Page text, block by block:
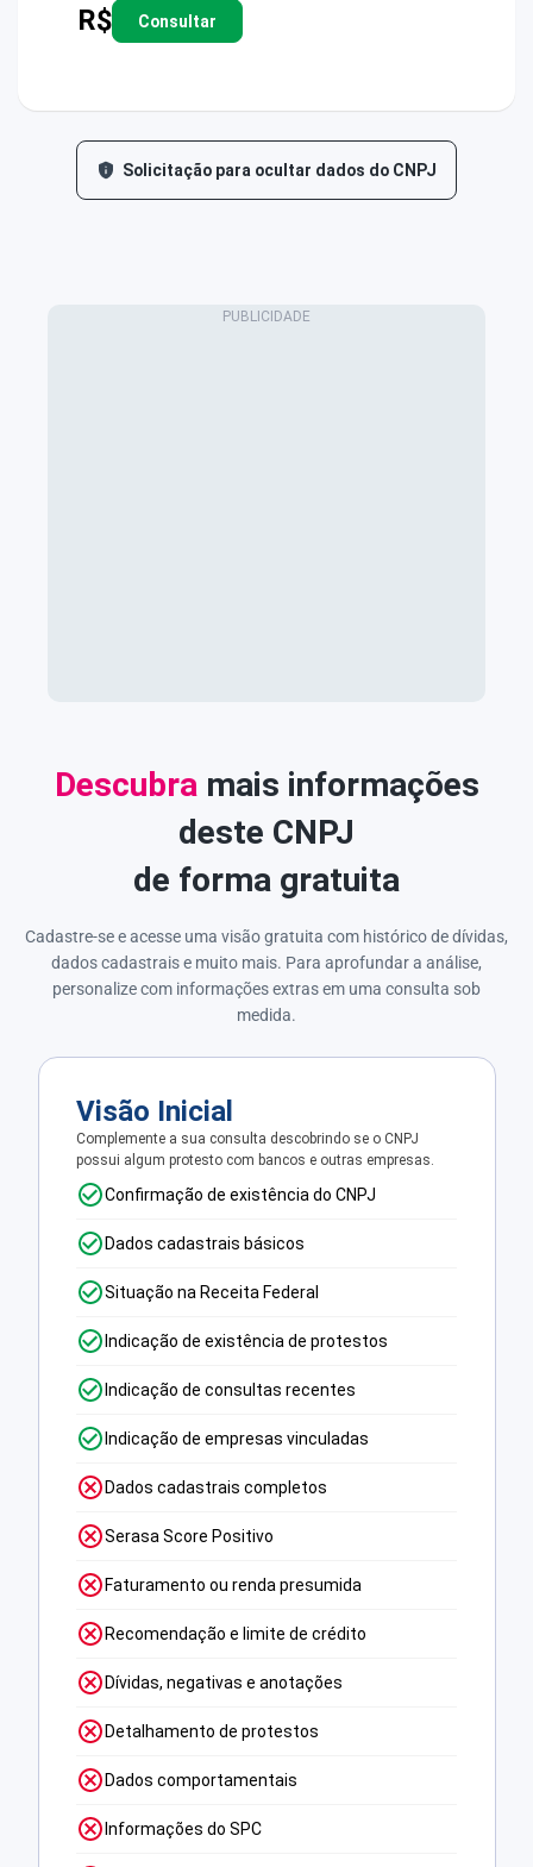
R$ Consultar
Solicitação para ocultar dados do CNPJ
Descubra mais informações
deste CNPJ
de forma gratuita
Cadastre-se e acesse uma visão gratuita com histórico de dívidas,
dados cadastrais e muito mais. Para aprofundar a análise,
personalize com informações extras em uma consulta sob
medida.
Visão Inicial
Complemente a sua consulta descobrindo se o CNPJ
possui algum protesto com bancos e outras empresas.
Confirmação de existência do CNPJ
Dados cadastrais básicos
Situação na Receita Federal
Indicação de existência de protestos
Indicação de consultas recentes
Indicação de empresas vinculadas
Dados cadastrais completos
Serasa Score Positivo
Faturamento ou renda presumida
Recomendação e limite de crédito
Dívidas, negativas e anotações
Detalhamento de protestos
Dados comportamentais
Informações do SPC